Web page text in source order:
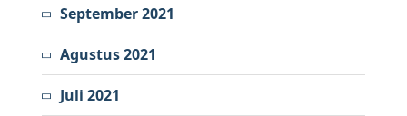
September 2021
Agustus 2021
Juli 2021